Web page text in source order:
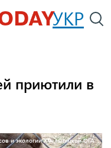
УКР
приютили в
и экологии Хмельницкой ОГА